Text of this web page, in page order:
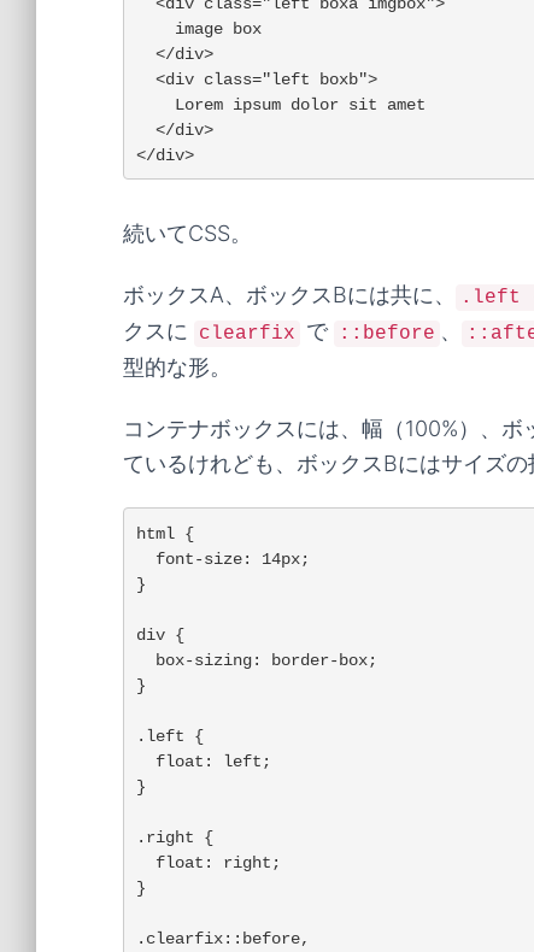
</div>
続いてCSS。
ボックスA、ボックスBには共に、 .left
クスに
clearfix で ::before 、
型的な形。
コンテナボックスには、幅（100%）、
ているけれども、ボックスBにはサイズ
html {
}
div {
}
.left {
}
.right {
}
.clearfix::before,